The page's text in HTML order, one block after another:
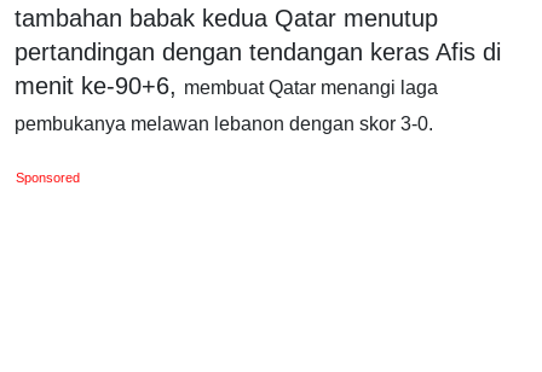
tambahan babak kedua Qatar menutup
pertandingan dengan tendangan keras Afis di
menit ke-90+6, membuat Qatar menangi laga
pembukanya melawan lebanon dengan skor 3-0.
Sponsored